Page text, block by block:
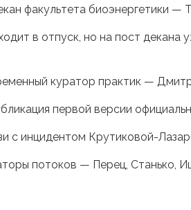
факультета биоэнергетики —
в отпуск, но на пост декана
куратор практик —
первой версии
с инцидентом Крутиковой-
потоков — Перец, Станько,